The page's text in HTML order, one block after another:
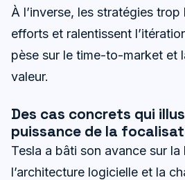
À l’inverse, les stratégies
efforts et ralentissent
pèse sur le time-to-market et
valeur.
Des cas concrets qui
puissance de la
Tesla a bâti son avance sur la
l’architecture logicielle et la